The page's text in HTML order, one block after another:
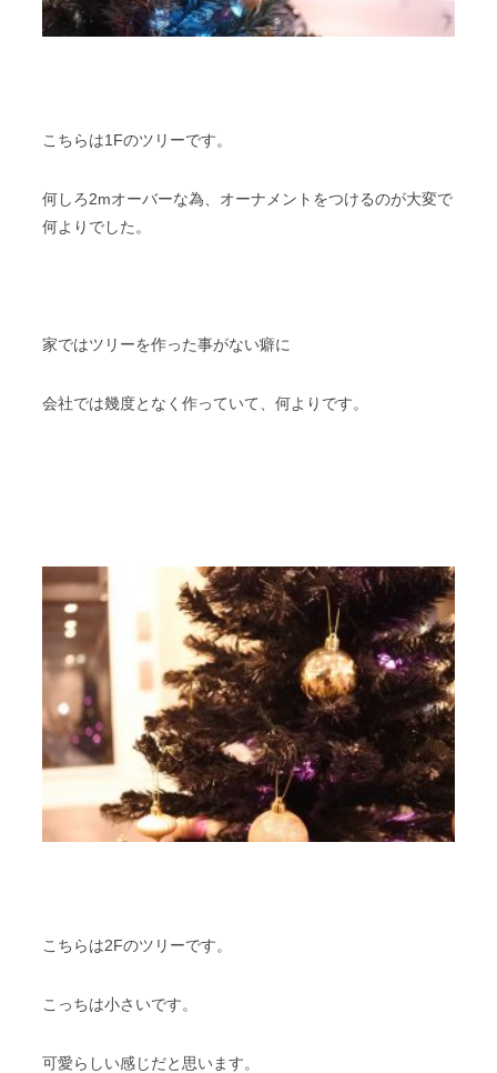
こちらは1Fのツリーです。
何しろ2mオーバーな為、オーナメントをつけるのが大変で
何よりでした。
家ではツリーを作った事がない癖に
会社では幾度となく作っていて、何よりです。
こちらは2Fのツリーです。
こっちは小さいです。
可愛らしい感じだと思います。